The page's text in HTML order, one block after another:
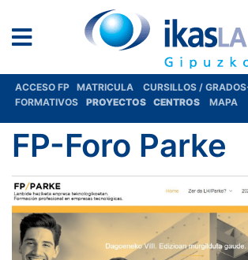
ACCESO FP MATRICULA CURSILLOS /
FORMATIVOS
PROYECTOS CENTROS MAPA
FP-Foro Parke